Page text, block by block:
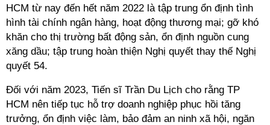
HCM từ nay đến hết năm 2022 là tập trung ổn định tình
hình tài chính ngân hàng, hoạt động thương mại; gỡ khó
khăn cho thị trường bất động sản, ổn định nguồn cung
xăng dầu; tập trung hoàn thiện Nghị quyết thay thế Nghị
quyết 54.
Đối với năm 2023, Tiến sĩ Trần Du Lịch cho rằng TP
HCM nên tiếp tục hỗ trợ doanh nghiệp phục hồi tăng
trưởng, ổn định việc làm, bảo đảm an ninh xã hội, ngăn